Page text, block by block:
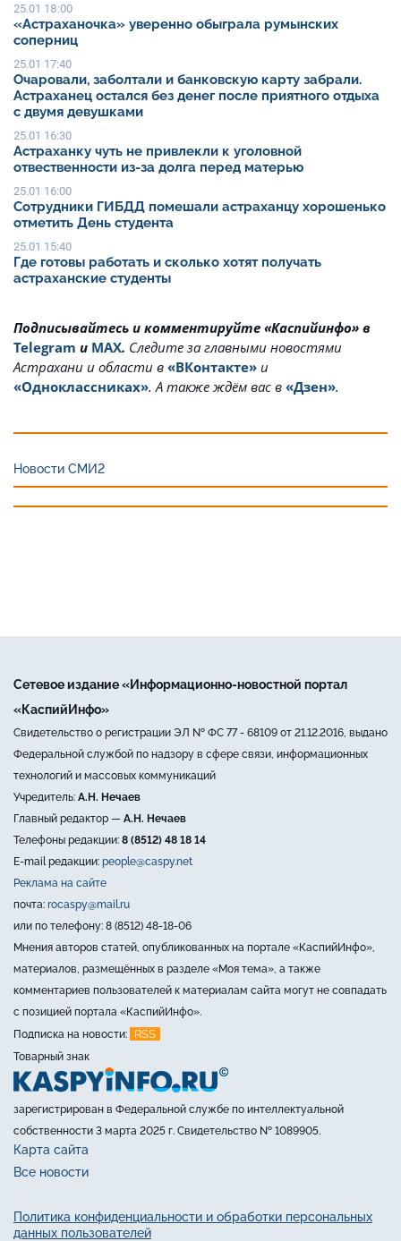
25.01 18:00
«Астраханочка» уверенно обыграла румынских
соперниц
25.01 17:40
Очаровали, заболтали и банковскую карту забрали.
Астраханец остался без денег после приятного отдыха
с двумя девушками
25.01 16:30
Астраханку чуть не привлекли к уголовной
отвественности из-за долга перед матерью
25.01 16:00
Сотрудники ГИБДД помешали астраханцу хорошенько
отметить День студента
25.01 15:40
Где готовы работать и сколько хотят получать
астраханские студенты
Подписывайтесь и комментируйте «Каспийинфо» в
Telegram и MAX. Cледите за главными новостями
Астрахани и области в «ВКонтакте» и
«Одноклассниках». А также ждём вас в «Дзен».
Новости СМИ2
Сетевое издание «Информационно-новостной портал
«КаспийИнфо»
Свидетельство о регистрации ЭЛ № ФС 77 - 68109 от 21.12.2016, выдано
Федеральной службой по надзору в сфере связи, информационных
технологий и массовых коммуникаций
Учредитель: А.Н. Нечаев
Главный редактор — А.Н. Нечаев
Телефоны редакции: 8 (8512) 48 18 14
E-mail редакции: people@caspy.net
Реклама на сайте
почта: rocaspy@mail.ru
или по телефону: 8 (8512) 48-18-06
Мнения авторов статей, опубликованных на портале «КаспийИнфо»,
материалов, размещённых в разделе «Моя тема», а также
комментариев пользователей к материалам сайта могут не совпадать
с позицией портала «КаспийИнфо».
Подписка на новости:
RSS
Товарный знак
зарегистрирован в Федеральной службе по интеллектуальной
собственности 3 марта 2025 г. Свидетельство № 1089905.
Карта сайта
Все новости
Политика конфиденциальности и обработки персональных
данных пользователей